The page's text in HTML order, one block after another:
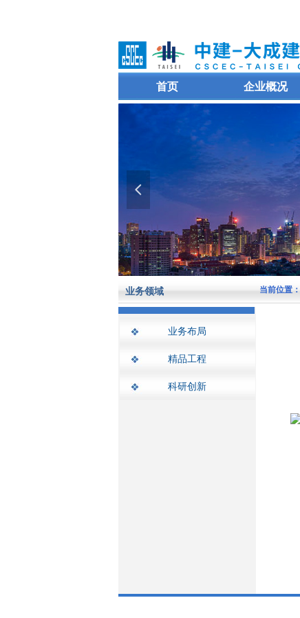
넳
业务领域 当前位置：
首页 企业概况
业务布局
精品工程
科研创新